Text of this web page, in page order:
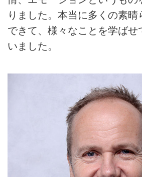
りました。本当に多くの素晴
できて、様々なことを学ばせ
いました。